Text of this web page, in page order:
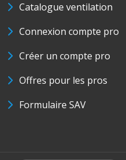
Catalogue ventilation
Connexion compte pro
Créer un compte pro
Offres pour les pros
Formulaire SAV